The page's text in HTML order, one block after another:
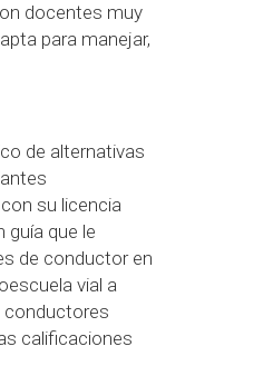
docentes muy
para manejar,
de alternativas
su licencia
que le
de conductor en
vial a
conductores
calificaciones